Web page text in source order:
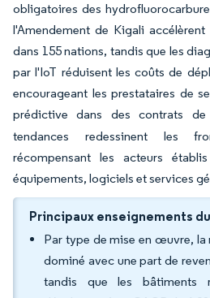
obligatoires des
l'Amendement de Kigali
dans 155 nations, tandis que les
par l'IoT réduisent les coûts de
encourageant les prestataires de
prédictive dans des contrats de
tendances redessinent les
récompensant les acteurs
équipements, logiciels et services
Principaux enseignements
Par type de mise en œuvre, la
dominé avec une part de
tandis que les bâtiments